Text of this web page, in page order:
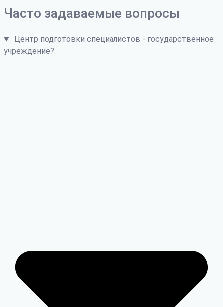
Часто задаваемые вопросы
Центр подготовки специалистов - государственное
учреждение?